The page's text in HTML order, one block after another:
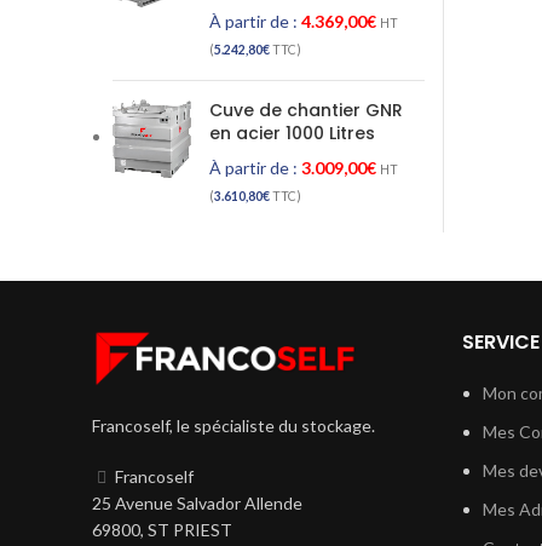
À partir de : 4.369,00€ HT
(5.242,80€TTC)
Cuve de chantier GNR
en acier 1000 Litres
À partir de : 3.009,00€ HT
(3.610,80€TTC)
Francoself, le spécialiste du stockage.
Francoself
25 Avenue Salvador Allende
69800, ST PRIEST
Mon
Mes
Mes
Mes